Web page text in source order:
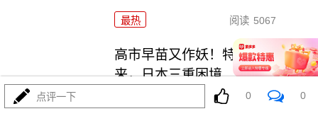
最热 阅读 5067
高市早苗又作妖！特高课卷土重
来，日本三重困境
最热
点评一下 0 0